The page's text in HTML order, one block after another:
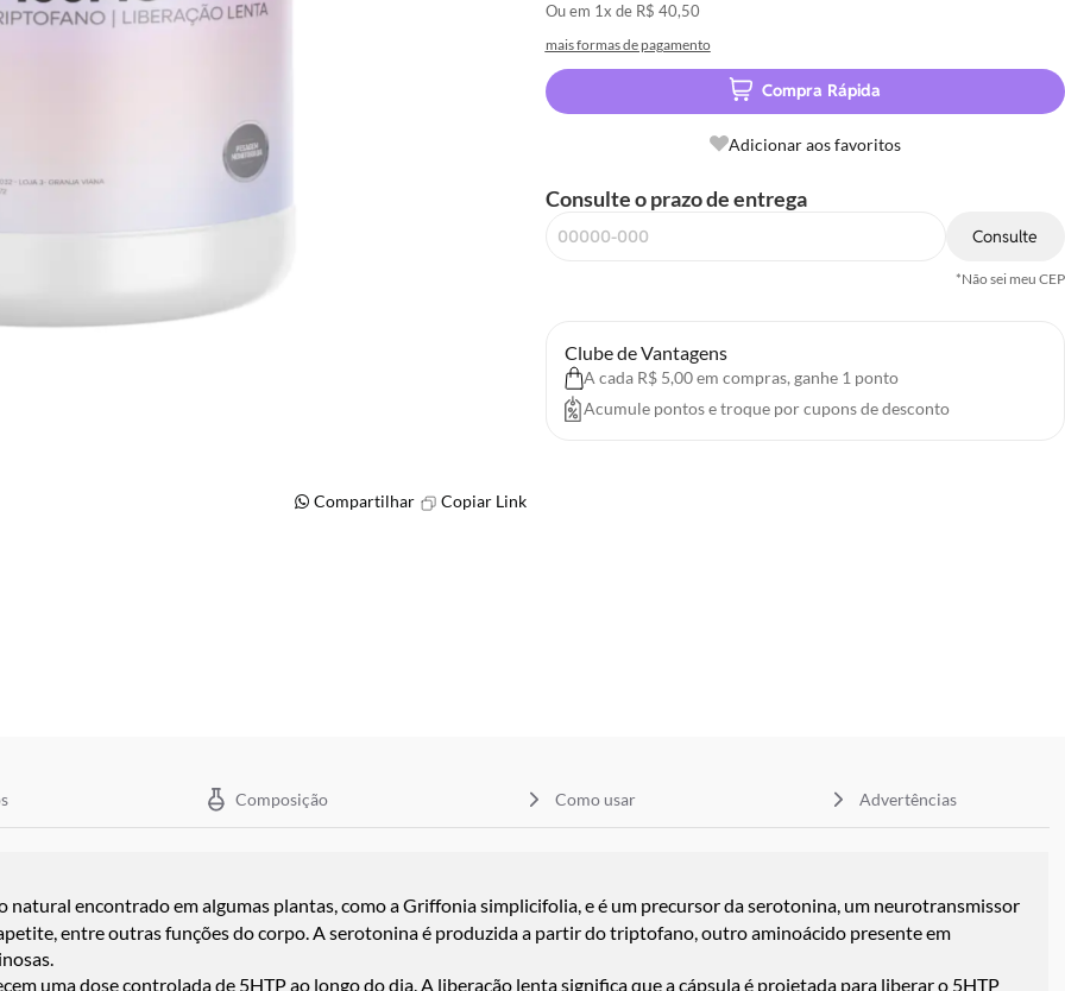
Ou em 1x de R$ 40,50
mais formas de pagamento
Compra Rápida
Adicionar aos favoritos
Consulte o prazo de entrega
Consulte
*Não sei meu CEP
Clube de Vantagens
A cada R$ 5,00 em compras, ganhe 1 ponto
Acumule pontos e troque por cupons de desconto
Compartilhar Copiar Link
Composição Como usar Advertências
encontrado em algumas plantas, como a Griffonia simplicifolia, e é um precursor da serotonina, um neurotransmissor
entre outras funções do corpo. A serotonina é produzida a partir do triptofano, outro aminoácido presente em
uma dose controlada de 5HTP ao longo do dia. A liberação lenta significa que a cápsula é projetada para liberar o 5HTP